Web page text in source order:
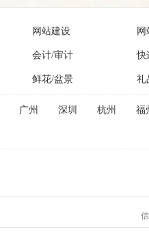
网站建设 网
会计/审计 快
鲜花/盆景 礼
广州 深圳 杭州 福